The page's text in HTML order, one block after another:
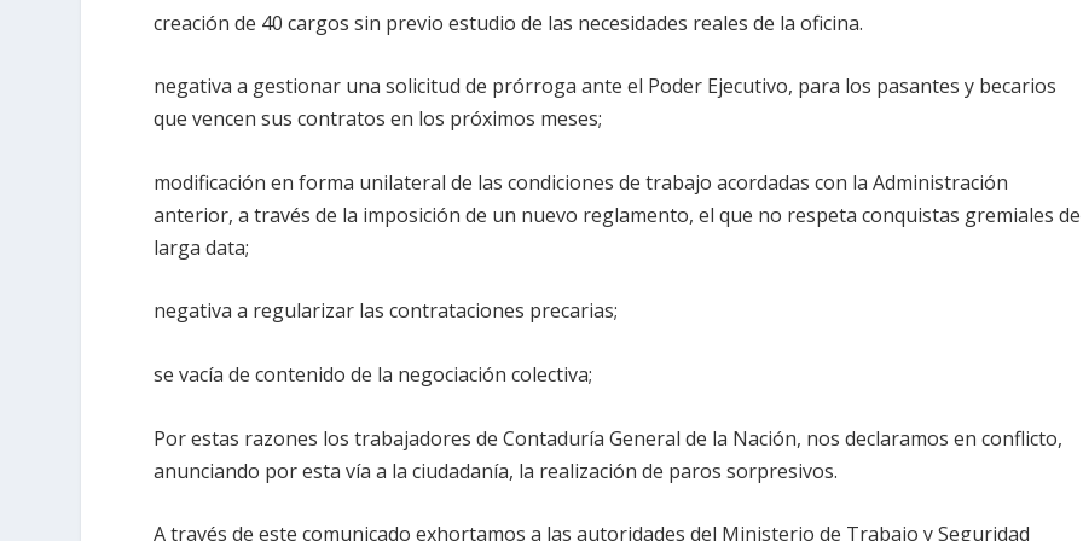
creación de 40 cargos sin previo estudio de las necesidades reales de la oficina.
negativa a gestionar una solicitud de prórroga ante el Poder Ejecutivo, para los pasantes y becarios
que vencen sus contratos en los próximos meses;
modificación en forma unilateral de las condiciones de trabajo acordadas con la Administración
anterior, a través de la imposición de un nuevo reglamento, el que no respeta conquistas gremiales de
larga data;
negativa a regularizar las contrataciones precarias;
se vacía de contenido de la negociación colectiva;
Por estas razones los trabajadores de Contaduría General de la Nación, nos declaramos en conflicto,
anunciando por esta vía a la ciudadanía, la realización de paros sorpresivos.
A través de este comunicado exhortamos a las autoridades del Ministerio de Trabajo y Seguridad